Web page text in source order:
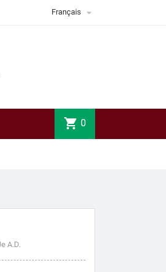
Français 
shopping_cart 0
A.D.